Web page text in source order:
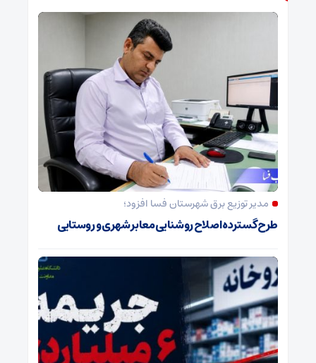
مدیر توزیع برق شهرستان فسا افزود؛
طرح گسترده اصلاح روشنایی معابر شهری و روستایی